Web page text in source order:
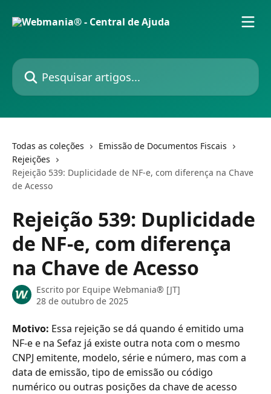
Pesquisar artigos...
Todas as coleções
Emissão de Documentos Fiscais
Rejeições
Rejeição 539: Duplicidade de NF-e, com diferença na Chave
de Acesso
Rejeição 539: Duplicidade
de NF-e, com diferença
na Chave de Acesso
Escrito por Equipe Webmania® [JT]
28 de outubro de 2025
Motivo: Essa rejeição se dá quando é emitido uma
NF-e e na Sefaz já existe outra nota com o mesmo
CNPJ emitente, modelo, série e número, mas com a
data de emissão, tipo de emissão ou código
numérico ou outras posições da chave de acesso